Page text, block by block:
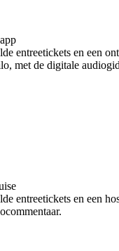
entreetickets en een
met de digitale
entreetickets en een